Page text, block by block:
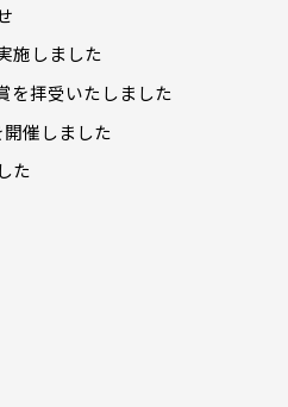
施しました
を拝受いたしました
催しました
た